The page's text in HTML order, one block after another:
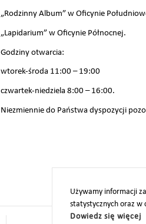
„Rodzinny Album” w Oficynie
„Lapidarium” w Oficynie Północnej.
Godziny otwarcia:
wtorek-środa 11:00 – 19:00
czwartek-niedziela 8:00 – 16:00.
Niezmiennie do Państwa dyspozycji
Używamy informacji
statystycznych oraz w
Dowiedz się więcej